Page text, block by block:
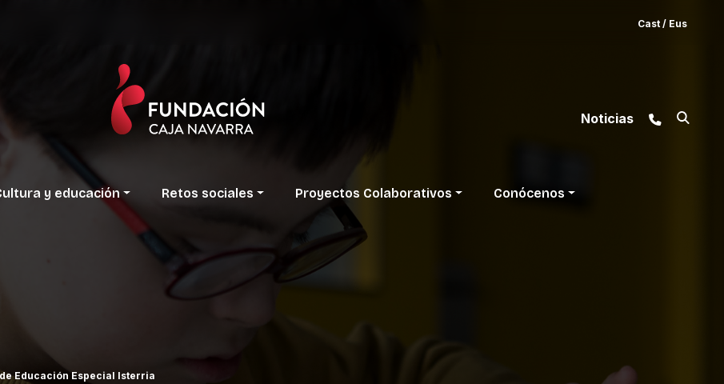
Cast / Eus
Noticias
y educación Retos sociales Proyectos Colaborativos Conócenos
Educación Especial Isterria